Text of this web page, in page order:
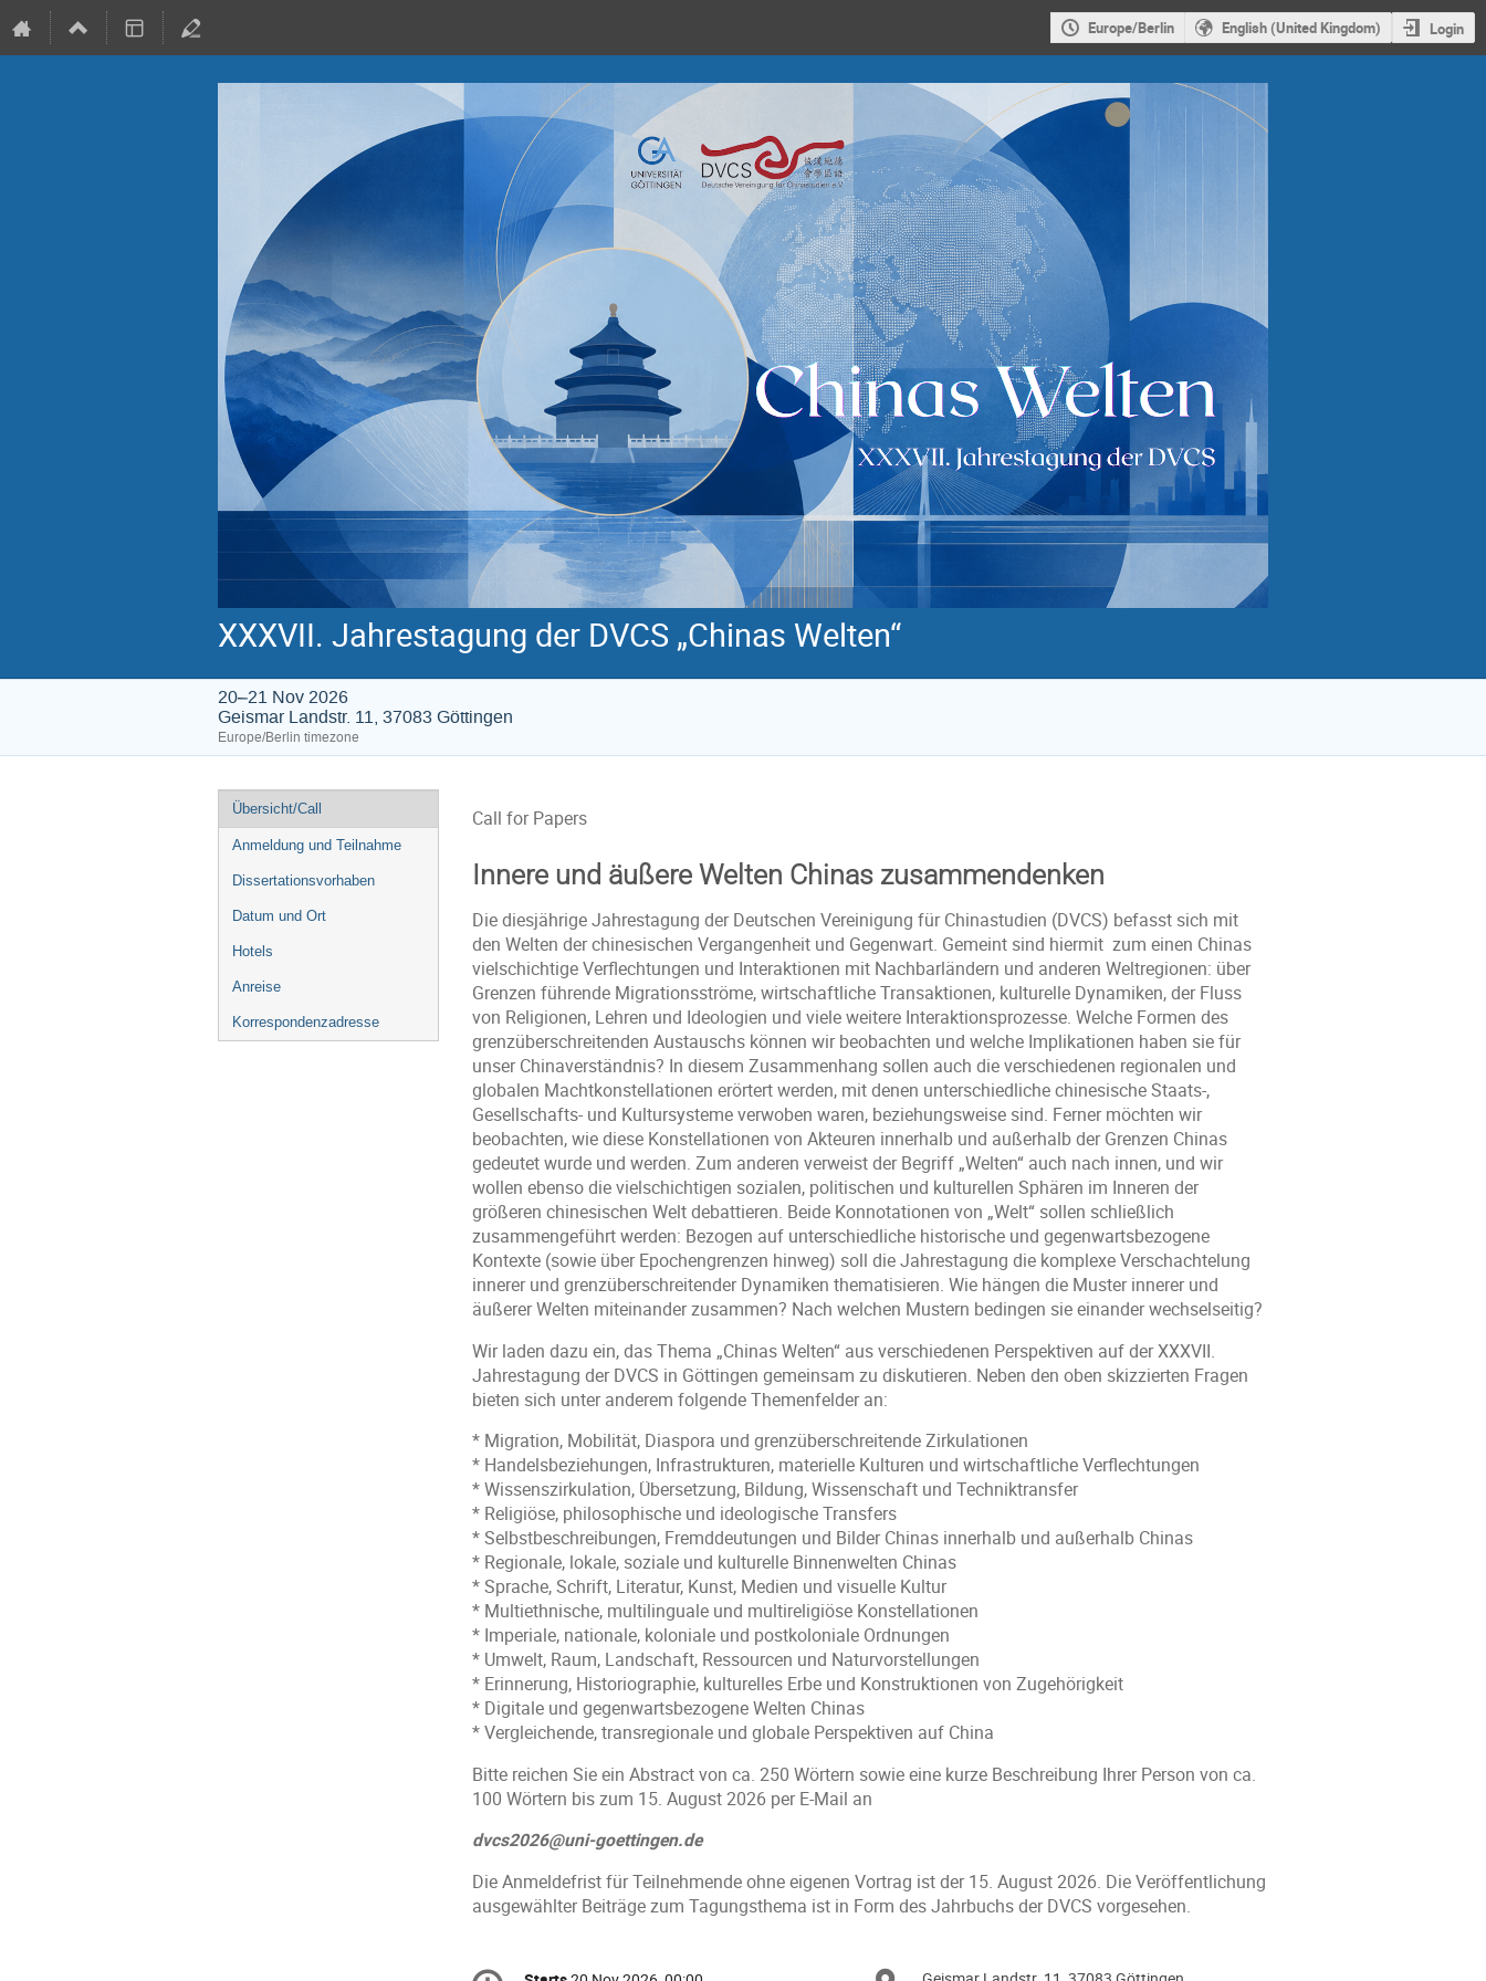
Europe/Berlin English (United Kingdom) Login
XXXVII. Jahrestagung der DVCS „Chinas Welten“
20–21 Nov 2026
Geismar Landstr. 11, 37083 Göttingen
Europe/Berlin timezone
Event
menu
Übersicht/Call
Anmeldung und Teilnahme
Dissertationsvorhaben
Datum und Ort
Hotels
Anreise
Korrespondenzadresse
Call for Papers
Innere und äußere Welten Chinas zusammendenken
Die diesjährige Jahrestagung der Deutschen Vereinigung für Chinastudien (DVCS) befasst sich mit
den Welten der chinesischen Vergangenheit und Gegenwart. Gemeint sind hiermit zum einen Chinas
vielschichtige Verflechtungen und Interaktionen mit Nachbarländern und anderen Weltregionen: über
Grenzen führende Migrationsströme, wirtschaftliche Transaktionen, kulturelle Dynamiken, der Fluss
von Religionen, Lehren und Ideologien und viele weitere Interaktionsprozesse. Welche Formen des
grenzüberschreitenden Austauschs können wir beobachten und welche Implikationen haben sie für
unser Chinaverständnis? In diesem Zusammenhang sollen auch die verschiedenen regionalen und
globalen Machtkonstellationen erörtert werden, mit denen unterschiedliche chinesische Staats-,
Gesellschafts- und Kultursysteme verwoben waren, beziehungsweise sind. Ferner möchten wir
beobachten, wie diese Konstellationen von Akteuren innerhalb und außerhalb der Grenzen Chinas
gedeutet wurde und werden. Zum anderen verweist der Begriff „Welten“ auch nach innen, und wir
wollen ebenso die vielschichtigen sozialen, politischen und kulturellen Sphären im Inneren der
größeren chinesischen Welt debattieren. Beide Konnotationen von „Welt“ sollen schließlich
zusammengeführt werden: Bezogen auf unterschiedliche historische und gegenwartsbezogene
Kontexte (sowie über Epochengrenzen hinweg) soll die Jahrestagung die komplexe Verschachtelung
innerer und grenzüberschreitender Dynamiken thematisieren. Wie hängen die Muster innerer und
äußerer Welten miteinander zusammen? Nach welchen Mustern bedingen sie einander wechselseitig?
Wir laden dazu ein, das Thema „Chinas Welten“ aus verschiedenen Perspektiven auf der XXXVII.
Jahrestagung der DVCS in Göttingen gemeinsam zu diskutieren. Neben den oben skizzierten Fragen
bieten sich unter anderem folgende Themenfelder an:
* Migration, Mobilität, Diaspora und grenzüberschreitende Zirkulationen
* Handelsbeziehungen, Infrastrukturen, materielle Kulturen und wirtschaftliche Verflechtungen
* Wissenszirkulation, Übersetzung, Bildung, Wissenschaft und Techniktransfer
* Religiöse, philosophische und ideologische Transfers
* Selbstbeschreibungen, Fremddeutungen und Bilder Chinas innerhalb und außerhalb Chinas
* Regionale, lokale, soziale und kulturelle Binnenwelten Chinas
* Sprache, Schrift, Literatur, Kunst, Medien und visuelle Kultur
* Multiethnische, multilinguale und multireligiöse Konstellationen
* Imperiale, nationale, koloniale und postkoloniale Ordnungen
* Umwelt, Raum, Landschaft, Ressourcen und Naturvorstellungen
* Erinnerung, Historiographie, kulturelles Erbe und Konstruktionen von Zugehörigkeit
* Digitale und gegenwartsbezogene Welten Chinas
* Vergleichende, transregionale und globale Perspektiven auf China
Bitte reichen Sie ein Abstract von ca. 250 Wörtern sowie eine kurze Beschreibung Ihrer Person von ca.
100 Wörtern bis zum 15. August 2026 per E-Mail an
dvcs2026@uni-goettingen.de
Die Anmeldefrist für Teilnehmende ohne eigenen Vortrag ist der 15. August 2026. Die Veröffentlichung
ausgewählter Beiträge zum Tagungsthema ist in Form des Jahrbuchs der DVCS vorgesehen.
Conference